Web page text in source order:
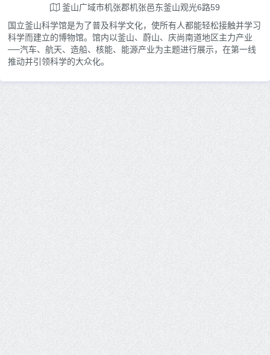
釜山广域市机张郡机张邑东釜山观光6路59
国立釜山科学馆是为了普及科学文化，使所有人都能轻松接触并学习
科学而建立的博物馆。馆内以釜山、蔚山、庆尚南道地区主力产业
──汽车、航天、造船、核能、能源产业为主题进行展示，在第一线
推动并引领科学的大众化。